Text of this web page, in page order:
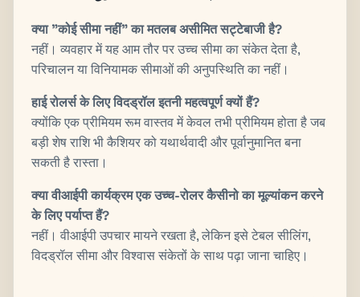
क्या "कोई सीमा नहीं" का मतलब असीमित सट्टेबाजी है?
नहीं। व्यवहार में यह आम तौर पर उच्च सीमा का संकेत देता है,
परिचालन या विनियामक सीमाओं की अनुपस्थिति का नहीं।
हाई रोलर्स के लिए विदड्रॉल इतनी महत्वपूर्ण क्यों हैं?
क्योंकि एक प्रीमियम रूम वास्तव में केवल तभी प्रीमियम होता है जब
बड़ी शेष राशि भी कैशियर को यथार्थवादी और पूर्वानुमानित बना
सकती है रास्ता।
क्या वीआईपी कार्यक्रम एक उच्च-रोलर कैसीनो का मूल्यांकन करने
के लिए पर्याप्त हैं?
नहीं। वीआईपी उपचार मायने रखता है, लेकिन इसे टेबल सीलिंग,
विदड्रॉल सीमा और विश्वास संकेतों के साथ पढ़ा जाना चाहिए।